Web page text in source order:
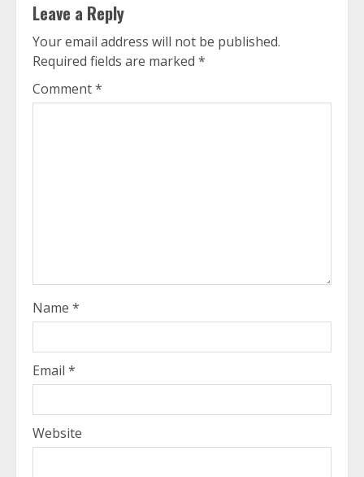
Leave a Reply
Your email address will not be published.
Required fields are marked *
Comment*
Name *
Email *
Website